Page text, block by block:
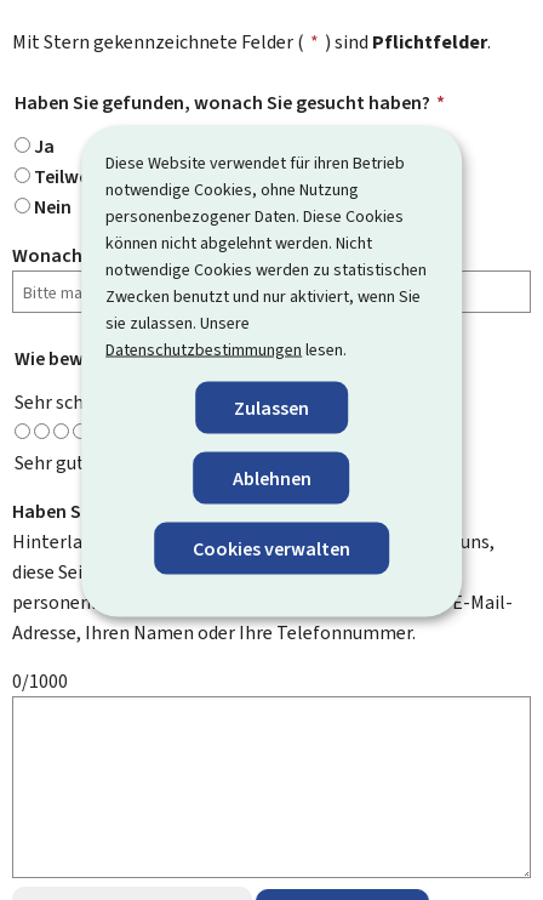
Diese Website verwendet für ihren Betrieb
notwendige Cookies, ohne Nutzung
personenbezogener Daten. Diese Cookies
können nicht abgelehnt werden. Nicht
notwendige Cookies werden zu statistischen
Zwecken benutzt und nur aktiviert, wenn Sie
sie zulassen. Unsere
Datenschutzbestimmungen lesen.
Zulassen
Ablehnen
Cookies verwalten
Mit Stern gekennzeichnete Felder ( * ) sind Pflichtfelder.
Haben Sie gefunden, wonach Sie gesucht haben? *
Ja
Teilweise
Nein
Wonach haben Sie gesucht?
Wie bewerten Sie diese Seite? *
Sehr schlecht
Sehr gut
Haben Sie Verbesserungsvorschläge?
Hinterlassen Sie uns einen Kommentar und helfen Sie uns,
diese Seite zu verbessern. Bitte geben Sie keine
personenbezogenen Daten an, wie zum Beispiel Ihre E-Mail-
Adresse, Ihren Namen oder Ihre Telefonnummer.
0/1000